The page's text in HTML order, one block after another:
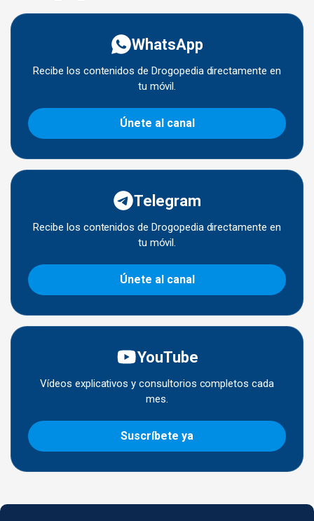
WhatsApp
Recibe los contenidos de Drogopedia directamente en
tu móvil.
Únete al canal
Telegram
Recibe los contenidos de Drogopedia directamente en
tu móvil.
Únete al canal
YouTube
Vídeos explicativos y consultorios completos cada
mes.
Suscríbete ya